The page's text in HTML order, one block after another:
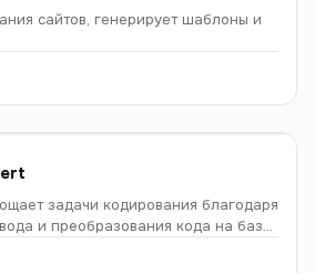
сайтов, генерирует шаблоны и
задачи кодирования благодаря
и преобразования кода на базе